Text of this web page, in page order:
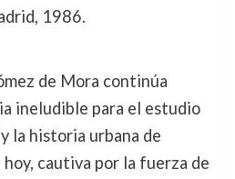
1986.
de Mora continúa
ineludible para el estudio
la historia urbana de
hoy, cautiva por la fuerza de